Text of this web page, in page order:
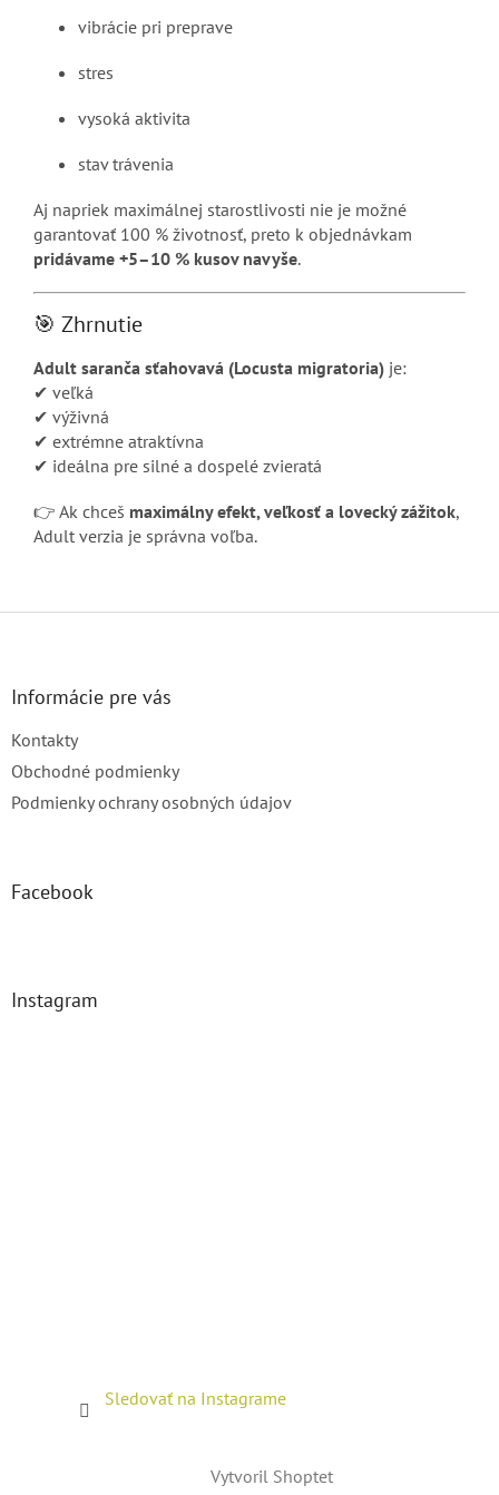
vibrácie pri preprave
stres
vysoká aktivita
stav trávenia
Aj napriek maximálnej starostlivosti nie je možné
garantovať 100 % životnosť, preto k objednávkam
pridávame +5–10 % kusov navyše.
🎯 Zhrnutie
Adult saranča sťahovavá (Locusta migratoria) je:
✔ veľká
✔ výživná
✔ extrémne atraktívna
✔ ideálna pre silné a dospelé zvieratá
👉 Ak chceš maximálny efekt, veľkosť a lovecký zážitok,
Adult verzia je správna voľba.
Z
Informácie pre vás
Kontakty
Obchodné podmienky
Podmienky ochrany osobných údajov
Facebook
Instagram
Sledovať na Instagrame
Vytvoril Shoptet